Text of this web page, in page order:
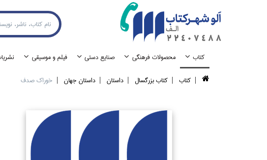
كتاب محصولات فرهنگي صنايع دستي فيلم و موسيقي
كتاب
كتاب بزرگسال داستان داستان جهان خوراك صدف